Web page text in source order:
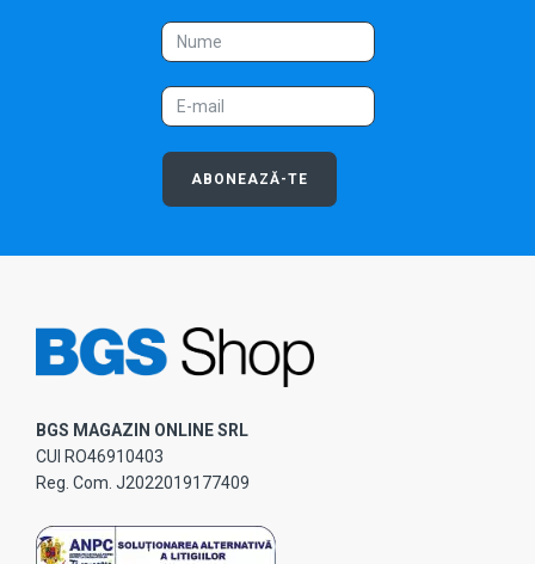
ABONEAZĂ-TE
BGS MAGAZIN ONLINE SRL
CUI RO46910403
Reg. Com. J2022019177409